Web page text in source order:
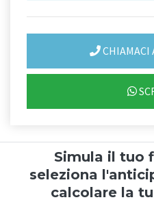
CHIAMACI
Simula il tuo
seleziona
calcolare la